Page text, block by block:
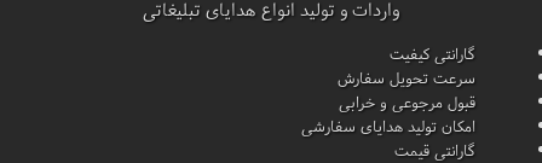
واردات و تولید انواع هدایای تبلیغاتی
گارانتی کیفیت
سرعت تحویل سفارش
قبول مرجوعی و خرابی
امکان تولید هدایای سفارشی
گارانتی قیمت